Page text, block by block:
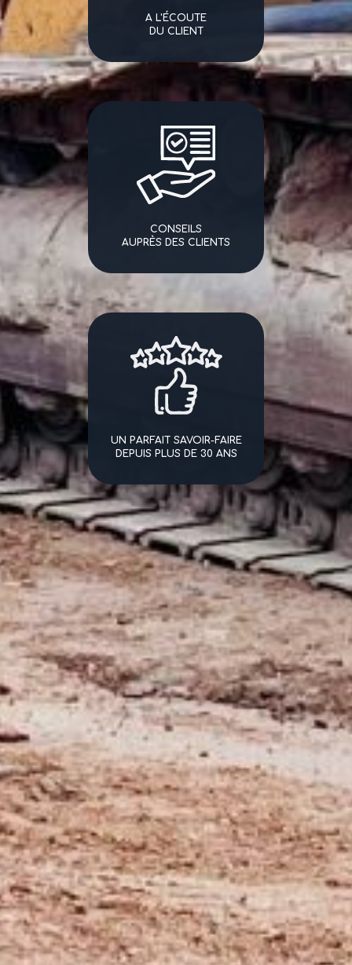
A L'ÉCOUTE
DU CLIENT
CONSEILS
AUPRÈS DES CLIENTS
UN PARFAIT SAVOIR-FAIRE
DEPUIS PLUS DE 30 ANS